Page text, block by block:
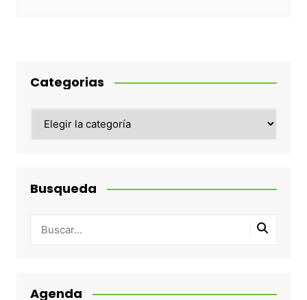
Categorias
Busqueda
Agenda